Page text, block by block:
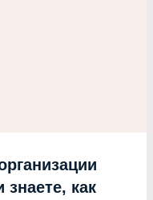
знаете, как